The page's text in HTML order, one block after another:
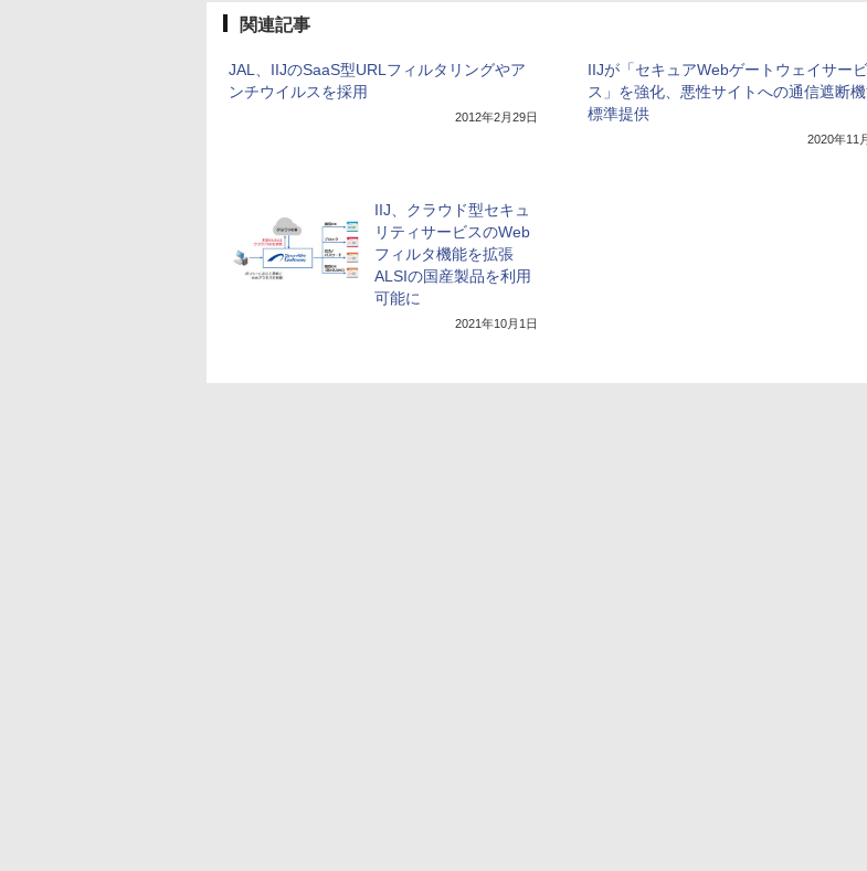
関連記事
JAL、IIJのSaaS型URLフィルタリングやア
ンチウイルスを採用
2012年2月29日
IIJが「セキュアWebゲートウェイサービ
ス」を強化、悪性サイトへの通信遮断
標準提供
2020年11
IIJ、クラウド型セキュ
リティサービスのWeb
フィルタ機能を拡張
ALSIの国産製品を利用
可能に
2021年10月1日